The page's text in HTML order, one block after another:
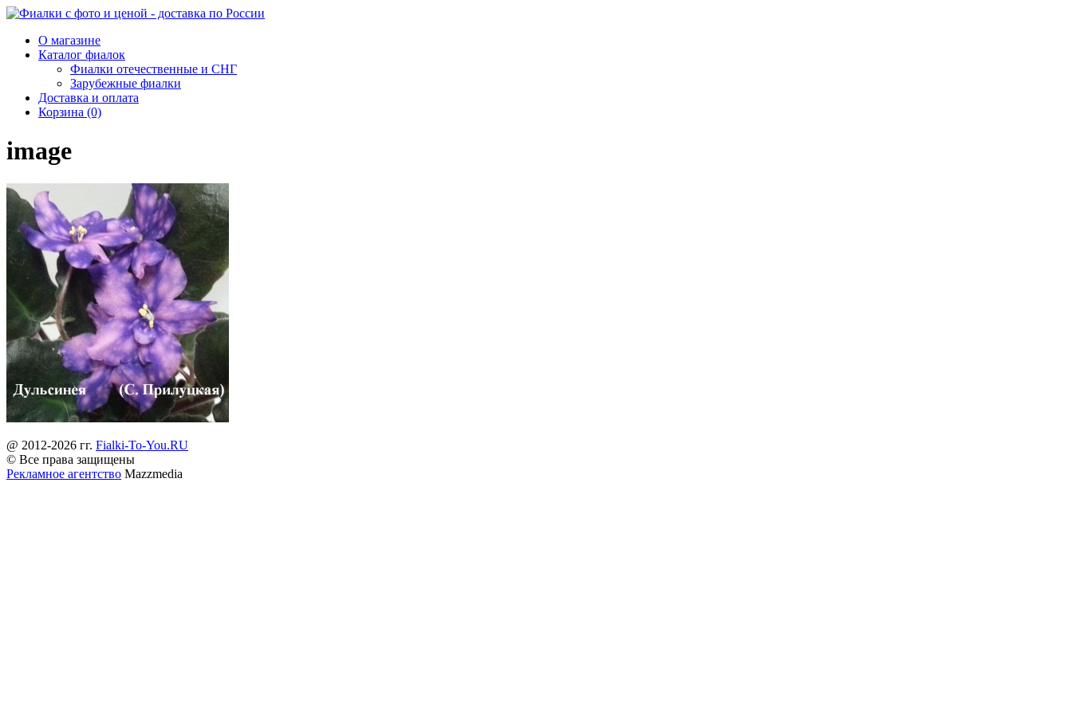
О магазине
Каталог фиалок
Фиалки отечественные и СНГ
Зарубежные фиалки
Доставка и оплата
Корзина (0)
image
@ 2012-2026 гг. Fialki-To-You.RU
© Все права защищены
Рекламное агентство Mazzmedia